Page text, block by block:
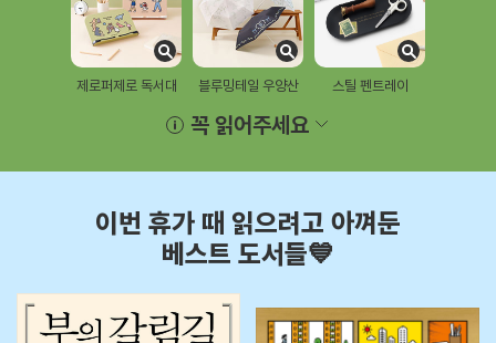
제로퍼제로 독서대 블루밍테일 우양산 스틸 펜트레이
꼭 읽어주세요
이번 휴가 때 읽으려고 아껴둔
베스트 도서들💙